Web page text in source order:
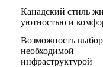
Канадский стиль
уютностью и
Возможность
необходимой
инфраструктурой